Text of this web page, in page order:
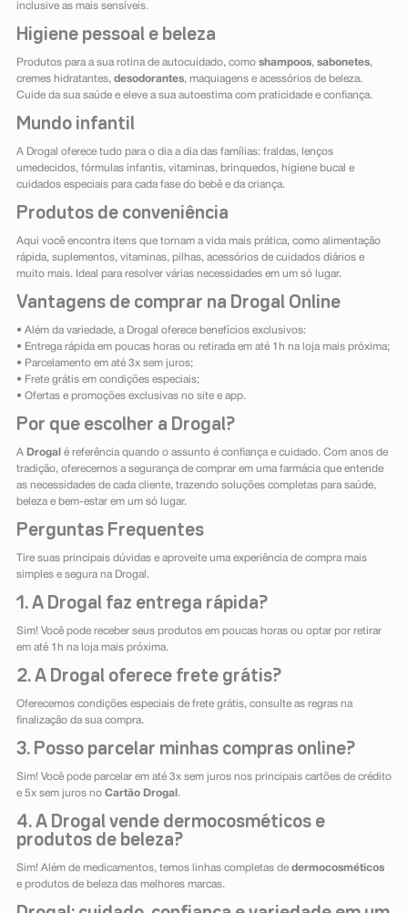
inclusive as mais sensíveis.
Higiene pessoal e beleza
Produtos para a sua rotina de autocuidado, como shampoos, sabonetes,
cremes hidratantes, desodorantes, maquiagens e acessórios de beleza.
Cuide da sua saúde e eleve a sua autoestima com praticidade e confiança.
Mundo infantil
A Drogal oferece tudo para o dia a dia das famílias: fraldas, lenços
umedecidos, fórmulas infantis, vitaminas, brinquedos, higiene bucal e
cuidados especiais para cada fase do bebê e da criança.
Produtos de conveniência
Aqui você encontra itens que tornam a vida mais prática, como alimentação
rápida, suplementos, vitaminas, pilhas, acessórios de cuidados diários e
muito mais. Ideal para resolver várias necessidades em um só lugar.
Vantagens de comprar na Drogal Online
• Além da variedade, a Drogal oferece benefícios exclusivos:
• Entrega rápida em poucas horas ou retirada em até 1h na loja mais próxima;
• Parcelamento em até 3x sem juros;
• Frete grátis em condições especiais;
• Ofertas e promoções exclusivas no site e app.
Por que escolher a Drogal?
A Drogal é referência quando o assunto é confiança e cuidado. Com anos de
tradição, oferecemos a segurança de comprar em uma farmácia que entende
as necessidades de cada cliente, trazendo soluções completas para saúde,
beleza e bem-estar em um só lugar.
Perguntas Frequentes
Tire suas principais dúvidas e aproveite uma experiência de compra mais
simples e segura na Drogal.
1. A Drogal faz entrega rápida?
Sim! Você pode receber seus produtos em poucas horas ou optar por retirar
em até 1h na loja mais próxima.
2. A Drogal oferece frete grátis?
Oferecemos condições especiais de frete grátis, consulte as regras na
finalização da sua compra.
3. Posso parcelar minhas compras online?
Sim! Você pode parcelar em até 3x sem juros nos principais cartões de crédito
e 5x sem juros no Cartão Drogal .
4. A Drogal vende dermocosméticos e
produtos de beleza?
Sim! Além de medicamentos, temos linhas completas de dermocosméticos
e produtos de beleza das melhores marcas.